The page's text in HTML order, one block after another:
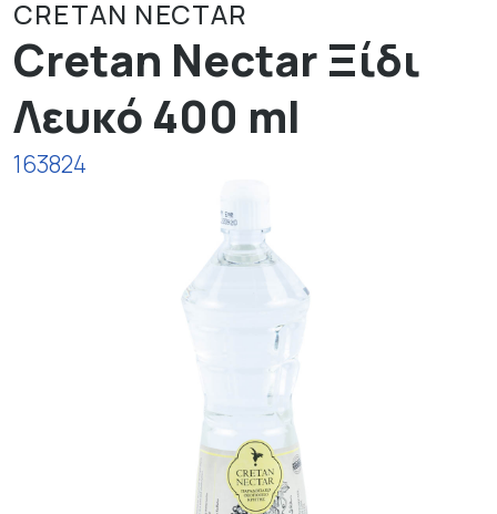
CRETAN NECTAR
Cretan Nectar Ξίδι
Λευκό 400 ml
163824